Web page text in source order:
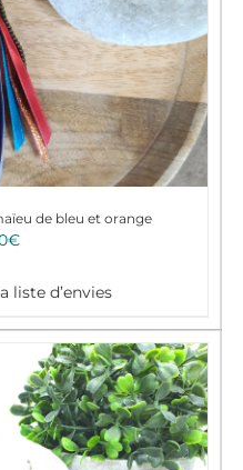
de bleu et orange
€
liste d’envies